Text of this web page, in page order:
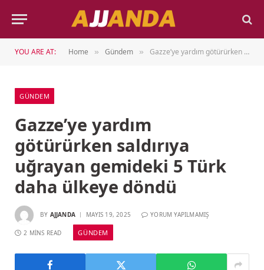
YOU ARE AT: Home » Gündem » Gazze’ye yardım götürürken saldırıya uğrayan gemideki 5 Türk daha ülkeye döndü
GÜNDEM
Gazze’ye yardım
götürürken saldırıya
uğrayan gemideki 5 Türk
daha ülkeye döndü
BY AJJANDA MAYIS 19, 2025 YORUM YAPILMAMIŞ
2 MINS READ GÜNDEM